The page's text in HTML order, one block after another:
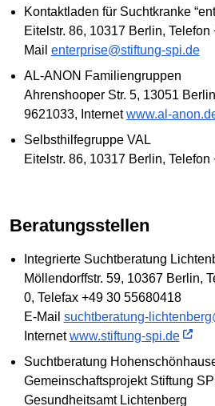
Kontaktladen für Suchtkranke
Eitelstr. 86, 10317 Berlin,
Mail enterprise@stiftung-spi.de
AL-ANON Familiengruppen
Ahrenshooper Str. 5, 13051
9621033, Internetwww.al-
Selbsthilfegruppe VAL
Eitelstr. 86, 10317 Berlin,
Beratungsstellen
Integrierte Suchtberatung
Möllendorffstr. 59, 10367 Berlin,
0, Telefax +49 30 55680418
E-Mail suchtberatung-
Internetwww.stiftung-spi.de
Suchtberatung
Gemeinschaftsprojekt Stiftung
Gesundheitsamt Lichtenberg